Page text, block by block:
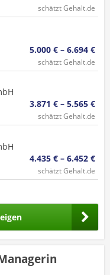
schätzt Gehalt.de
5.000 € – 6.694 €
schätzt Gehalt.de
3.871 € – 5.565 €
schätzt Gehalt.de
4.435 € – 6.452 €
schätzt Gehalt.de